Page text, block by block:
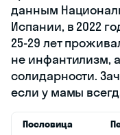
данным
Испании, в 2022
25-29 лет
не инфантилизм,
солидарности.
если у мамы
Пословица